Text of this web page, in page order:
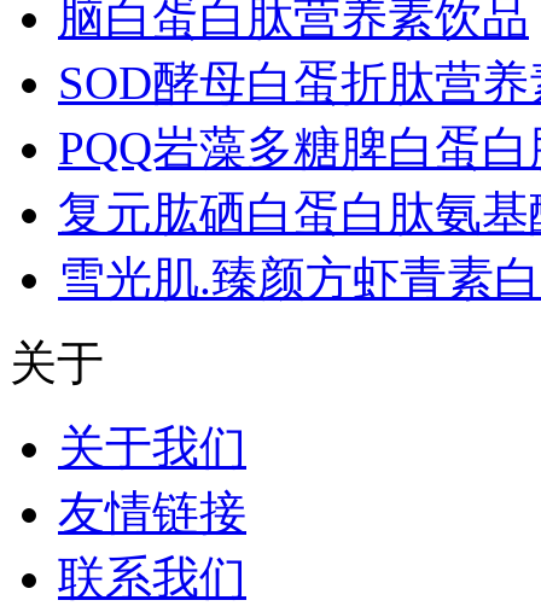
脑白蛋白肽营养素饮品
SOD酵母白蛋折肽营
PQQ岩藻多糖脾白蛋
复元肱硒白蛋白肽氨
雪光肌.臻颜方虾青素
关于
关于我们
友情链接
联系我们